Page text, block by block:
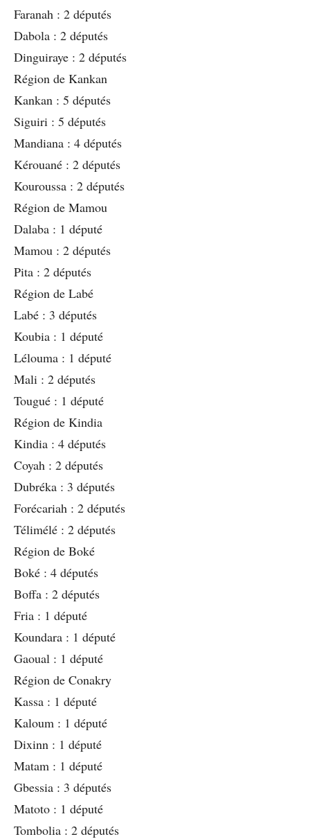
Faranah : 2 députés
Dabola : 2 députés
Dinguiraye : 2 députés
Région de Kankan
Kankan : 5 députés
Siguiri : 5 députés
Mandiana : 4 députés
Kérouané : 2 députés
Kouroussa : 2 députés
Région de Mamou
Dalaba : 1 député
Mamou : 2 députés
Pita : 2 députés
Région de Labé
Labé : 3 députés
Koubia : 1 député
Lélouma : 1 député
Mali : 2 députés
Tougué : 1 député
Région de Kindia
Kindia : 4 députés
Coyah : 2 députés
Dubréka : 3 députés
Forécariah : 2 députés
Télimélé : 2 députés
Région de Boké
Boké : 4 députés
Boffa : 2 députés
Fria : 1 député
Koundara : 1 député
Gaoual : 1 député
Région de Conakry
Kassa : 1 député
Kaloum : 1 député
Dixinn : 1 député
Matam : 1 député
Gbessia : 3 députés
Matoto : 1 député
Tombolia : 2 députés